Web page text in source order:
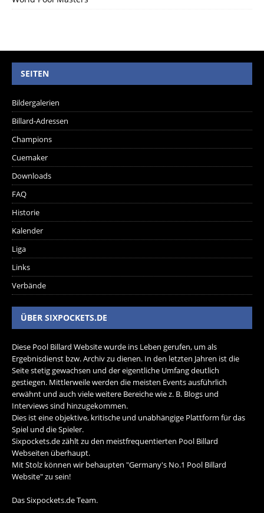
SEITEN
Bildergalerien
Billard-Adressen
Champions
Cuemaker
Downloads
FAQ
Historie
Kalender
Liga
Links
Verbände
ÜBER SIXPOCKETS.DE
Diese Pool Billard Website wurde ins Leben gerufen, um als
Ergebnisdienst bzw. Archiv zu dienen. In den letzten Jahren ist die
Seite stetig gewachsen und der eigentliche Umfang deutlich
gestiegen. Mittlerweile werden die meisten Events ausführlich
erwähnt und auch viele weitere Bereiche wie z. B. Blogs und
Interviews sind hinzugekommen.
Dies ist eine objektive, kritische und unabhängige Plattform für das
Spiel und die Spieler.
Sixpockets.de zählt zu den meistfrequentierten Pool Billard
Webseiten überhaupt.
Mit Stolz können wir behaupten "Germany's No.1 Pool Billard
Website" zu sein!
Das Sixpockets.de Team.